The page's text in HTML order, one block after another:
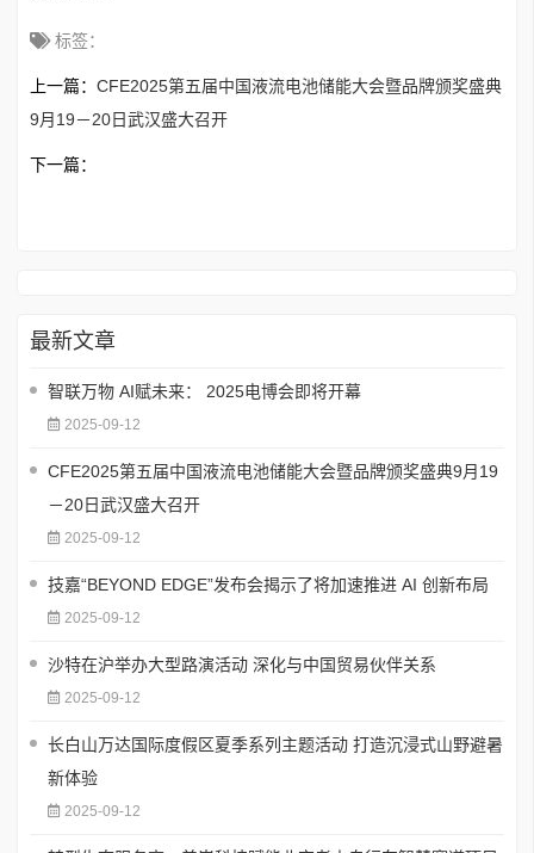
标签：
上一篇： CFE2025第五届中国液流电池储能大会暨品牌颁奖盛典
9月19－20日武汉盛大召开
下一篇：
最新文章
智联万物 AI赋未来： 2025电博会即将开幕
2025-09-12
CFE2025第五届中国液流电池储能大会暨品牌颁奖盛典9月19
－20日武汉盛大召开
2025-09-12
技嘉“BEYOND EDGE”发布会揭示了将加速推进 AI 创新布局
2025-09-12
沙特在沪举办大型路演活动 深化与中国贸易伙伴关系
2025-09-12
长白山万达国际度假区夏季系列主题活动 打造沉浸式山野避暑
新体验
2025-09-12